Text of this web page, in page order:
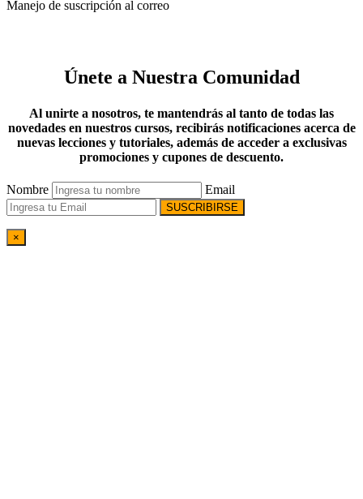
Manejo de suscripción al correo
Únete a Nuestra Comunidad
Al unirte a nosotros, te mantendrás al tanto de todas las
novedades en nuestros cursos, recibirás notificaciones acerca de
nuevas lecciones y tutoriales, además de acceder a exclusivas
promociones y cupones de descuento.
Nombre Email
SUSCRIBIRSE
×